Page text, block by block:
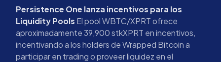
Persistence One lanza incentivos para los
Liquidity Pools El pool WBTC/XPRT ofrece
aproximadamente 39,900 stkXPRT en incentivos,
incentivando a los holders de Wrapped Bitcoin a
participar en trading o proveer liquidez en el